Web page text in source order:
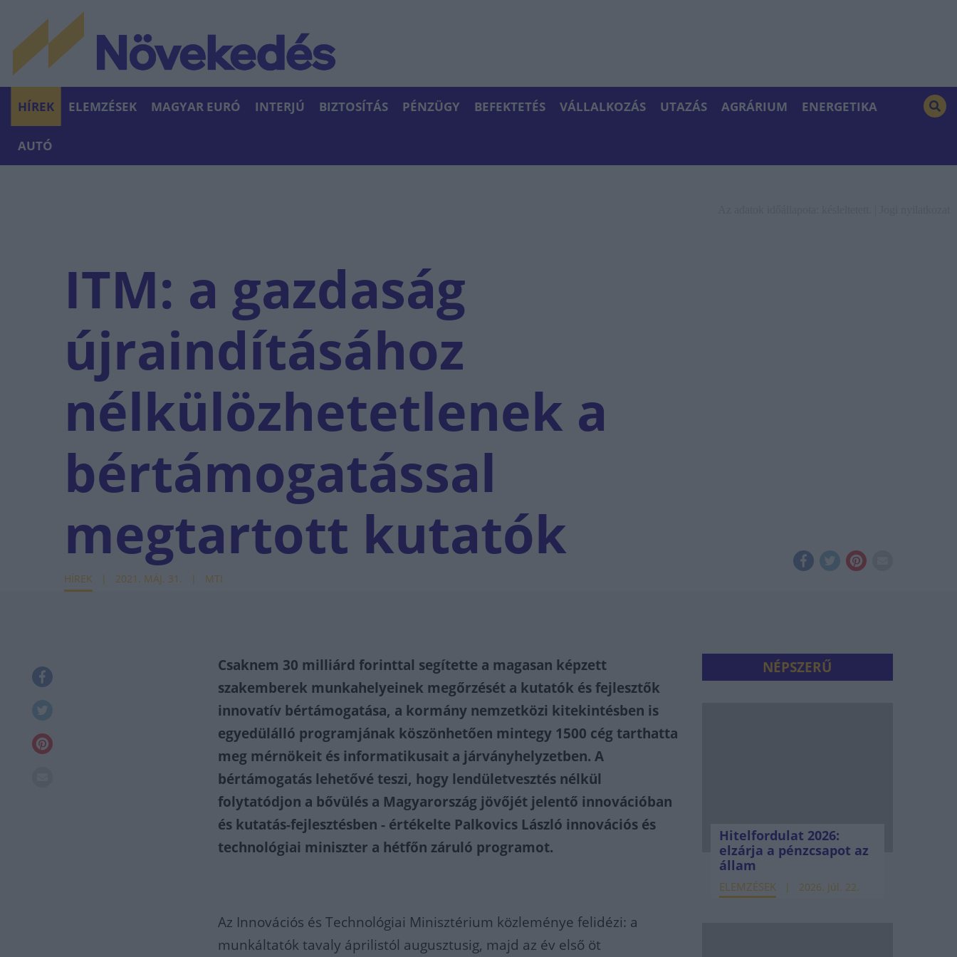
HÍREK ELEMZÉSEK MAGYAR EURÓ INTERJÚ BIZTOSÍTÁS PÉNZÜGY BEFEKTETÉS VÁLLALKOZÁS UTAZÁS AGRÁRIUM ENERGETIKA
AUTÓ
ITM: a gazdaság
újraindításához
nélkülözhetetlenek a
bértámogatással
megtartott kutatók
HÍREK 2021. MÁJ. 31. MTI
Csaknem 30 milliárd forinttal segítette a magasan képzett
szakemberek munkahelyeinek megőrzését a kutatók és fejlesztők
innovatív bértámogatása, a kormány nemzetközi kitekintésben is
egyedülálló programjának köszönhetően mintegy 1500 cég tarthatta
meg mérnökeit és informatikusait a járványhelyzetben. A
bértámogatás lehetővé teszi, hogy lendületvesztés nélkül
folytatódjon a bővülés a Magyarország jövőjét jelentő innovációban
és kutatás-fejlesztésben - értékelte Palkovics László innovációs és
technológiai miniszter a hétfőn záruló programot.
Az Innovációs és Technológiai Minisztérium közleménye felidézi: a
munkáltatók tavaly áprilistól augusztusig, majd az év első öt
NÉPSZERŰ
Hitelfordulat 2026:
elzárja a pénzcsapot az
állam
ELEMZÉSEK 2026. júl. 22.